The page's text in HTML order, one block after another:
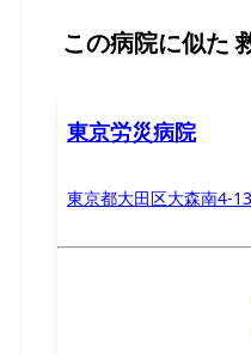
この病院に似た
東京労災病院
東京都大田区大森南4-